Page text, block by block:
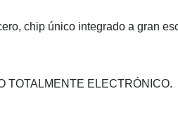
chip único integrado a gran
TOTALMENTE ELECTRÓNICO.